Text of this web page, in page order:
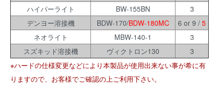
ハイパーライト
BW-155BN
3
デンヨー溶接機
BDW-170/BDW-180MC 6 or 9 / 5
ネオライト
MBW-140-1
3
スズキッド溶接機
ヴィクトロン130
3
※ハードの仕様変更などにより本製品が使用出来ない事が希に有
りますので、お客様でご確認の上ご利用下さい。